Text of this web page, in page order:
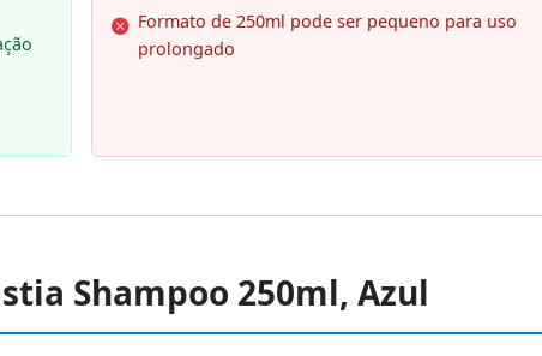
Formato de 250ml pode ser pequeno para uso
prolongado
Shampoo 250ml, Azul